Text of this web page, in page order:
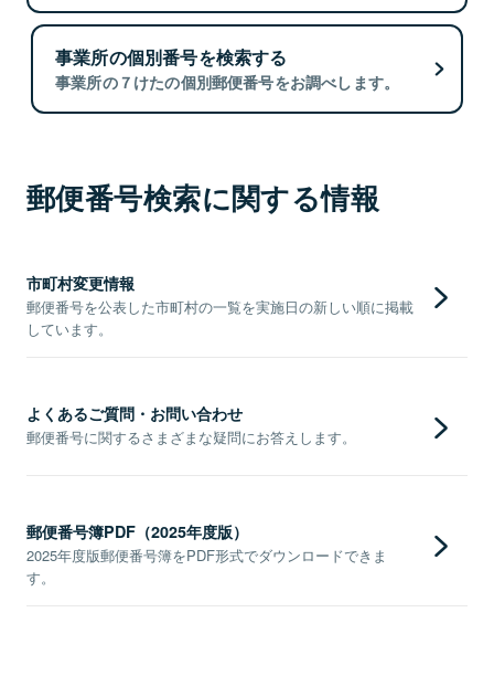
事業所の個別番号を検索する
事業所の７けたの個別郵便番号をお調べします。
郵便番号検索に関する情報
市町村変更情報
郵便番号を公表した市町村の一覧を実施日の新しい順に掲載
しています。
よくあるご質問・お問い合わせ
郵便番号に関するさまざまな疑問にお答えします。
郵便番号簿PDF（2025年度版）
2025年度版郵便番号簿をPDF形式でダウンロードできま
す。